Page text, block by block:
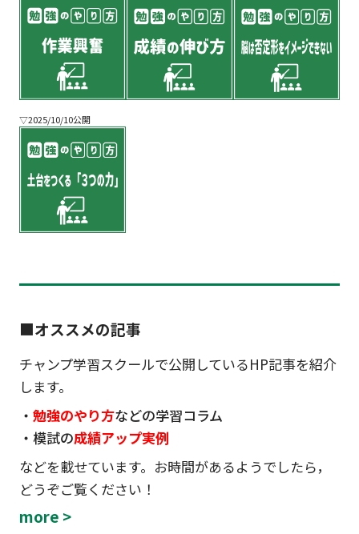
▽2025/10/10公開
■オススメの記事
チャンプ学習スクールで公開しているHP記事を紹介
します。
・ 勉強のやり方などの学習コラム
・模試の成績アップ実例
などを載せています。お時間があるようでしたら，
どうぞご覧ください！
more >